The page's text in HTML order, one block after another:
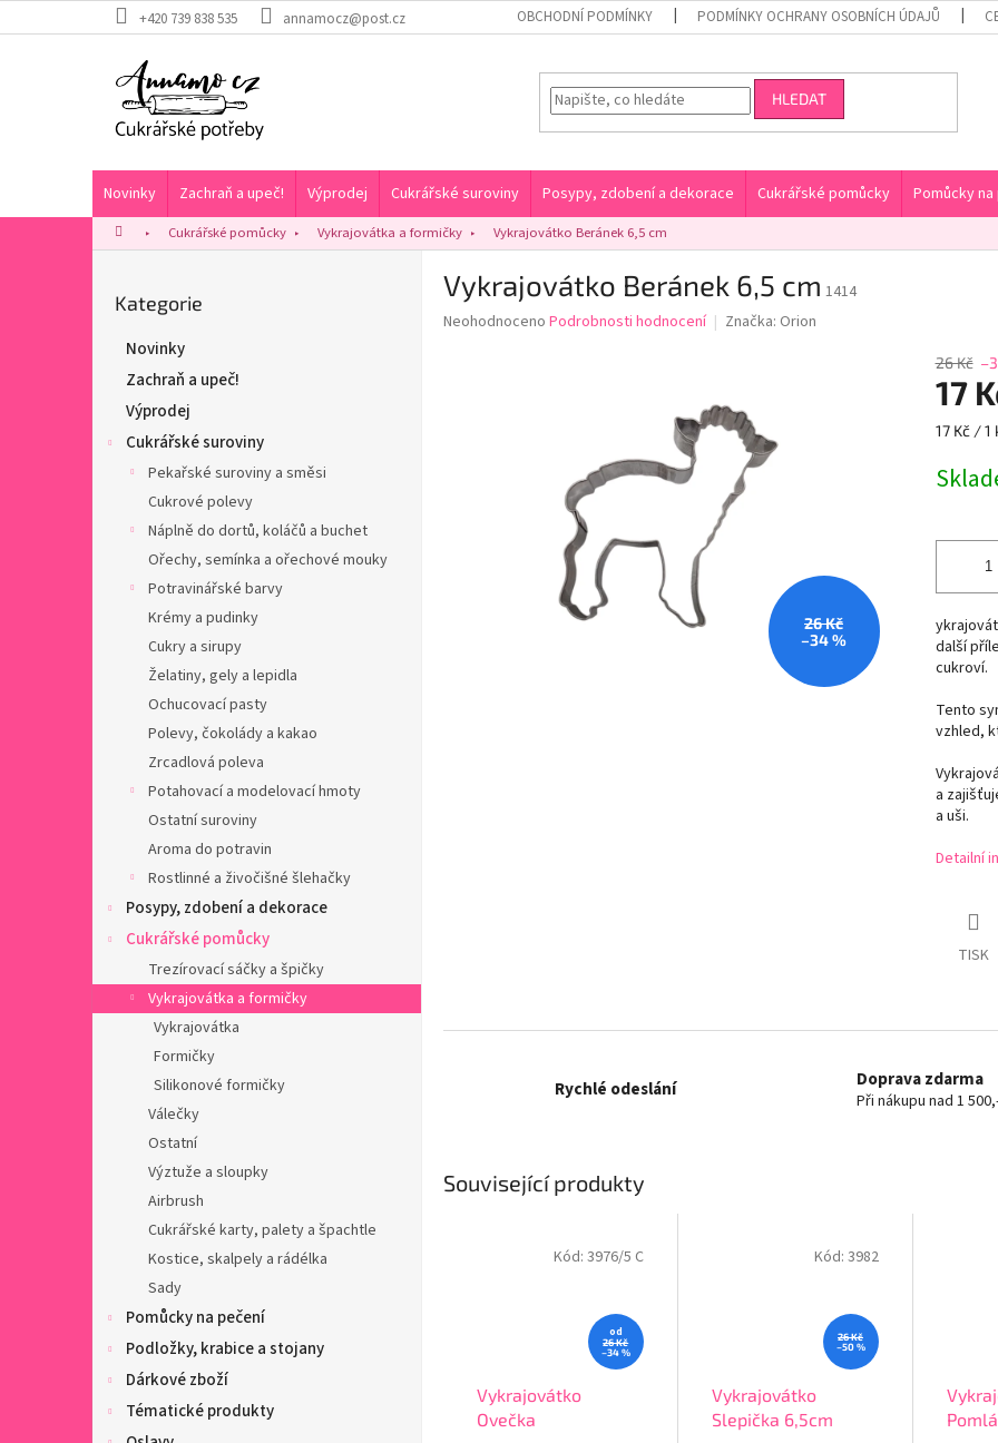
na
+420 739 838 535 annamocz@post.cz OBCHODNÍ PODMÍNKY PODMÍNKY OCHRANY OSOBNÍCH ÚDAJŮ
HLEDAT
Novinky Zachraň a upeč! Výprodej Cukrářské suroviny Posypy, zdobení a dekorace Cukrářské pomůcky Pomůcky
DomůCukrářské pomůcky Vykrajovátka a formičky Vykrajovátko Beránek 6,5 cm
Přeskočit
kategorie
Kategorie
Novinky
Zachraň a upeč!
Výprodej
Cukrářské suroviny
Pekařské suroviny a směsi
Cukrové polevy
Náplně do dortů, koláčů a buchet
Ořechy, semínka a ořechové mouky
Potravinářské barvy
Krémy a pudinky
Cukry a sirupy
Želatiny, gely a lepidla
Ochucovací pasty
Polevy, čokolády a kakao
Zrcadlová poleva
Potahovací a modelovací hmoty
Ostatní suroviny
Aroma do potravin
Rostlinné a živočišné šlehačky
Posypy, zdobení a dekorace
Cukrářské pomůcky
Trezírovací sáčky a špičky
Vykrajovátka a formičky
Vykrajovátka
Formičky
Silikonové formičky
Válečky
Ostatní
Výztuže a sloupky
Airbrush
Cukrářské karty, palety a špachtle
Kostice, skalpely a rádélka
Sady
Pomůcky na pečení
Podložky, krabice a stojany
Dárkové zboží
Tématické produkty
Vykrajovátko Beránek 6,5 cm 1414
Průměrné
Neohodnoceno Podrobnosti hodnocení Značka: Orion
26 Kč
–34 %
26 Kč
17
Měrná
17 Kč / 1
další
cukroví.
Tento
vzhled,
a
a uši.
Detailní
TISK
Rychlé odeslání Doprava zdarma
Při nákupu nad 1
Související produkty
od
26 Kč
–34 %
Vykrajovátko
Ovečka
Kód: 3976/5 C
26 Kč
–50 %
Vykrajovátko
Slepička 6,5cm
Kód: 3982